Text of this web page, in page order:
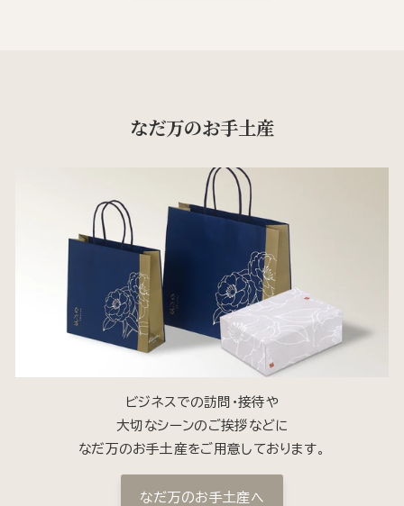
なだ万のお手土産
ビジネスでの訪問・接待や
大切なシーンのご挨拶などに
なだ万のお手土産をご用意しております。
なだ万のお手土産へ